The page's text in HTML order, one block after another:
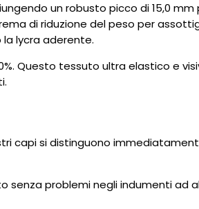
un robusto picco di 15,0 mm
di riduzione del peso per
lycra aderente.
Questo tessuto ultra elastico e
capi si distinguono
senza problemi negli indumenti ad